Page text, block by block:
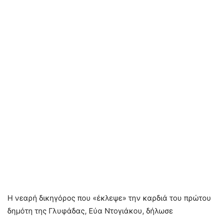
Η νεαρή δικηγόρος που «έκλεψε» την καρδιά του πρώτου
δημότη της Γλυφάδας, Εύα Ντογιάκου, δήλωσε